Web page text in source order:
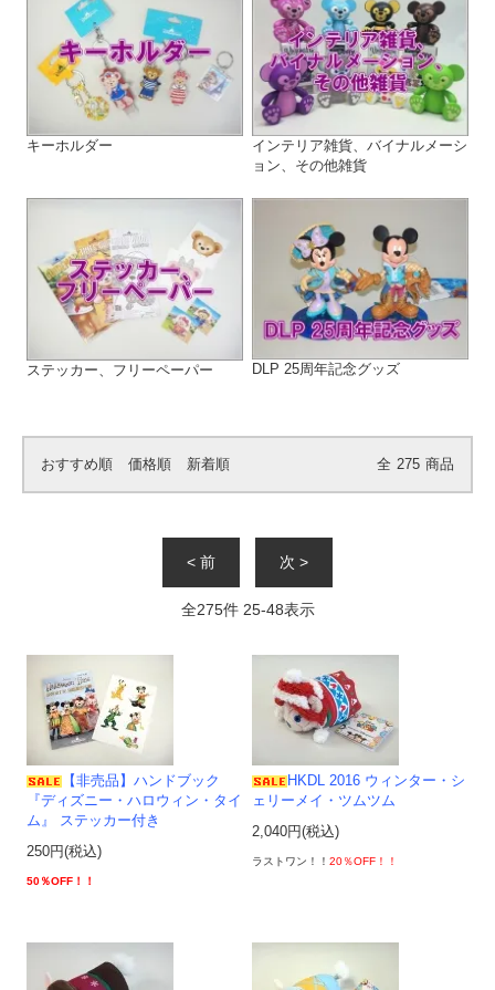
キーホルダー
インテリア雑貨、バイナルメーシ
ョン、その他雑貨
ステッカー、フリーペーパー DLP 25周年記念グッズ
おすすめ順 価格順 新着順 全 275 商品
< 前 次 >
全275件 25-48表示
【非売品】ハンドブック
『ディズニー・ハロウィン・タイ
ム』 ステッカー付き
250円(税込)
50％OFF！！
HKDL 2016 ウィンター・シ
ェリーメイ・ツムツム
2,040円(税込)
ラストワン！！20％OFF！！